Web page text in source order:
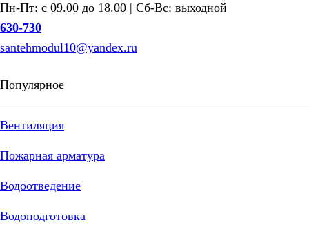
Пн-Пт: с 09.00 до 18.00 | Сб-Вс: выходной
630-730
santehmodul10@yandex.ru
Популярное
Вентиляция
Пожарная арматура
Водоотведение
Водоподготовка